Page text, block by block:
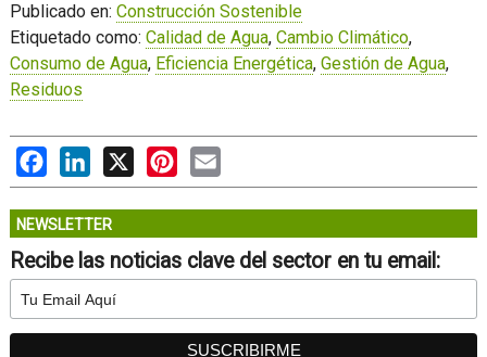
Publicado en: Construcción Sostenible
Etiquetado como: Calidad de Agua, Cambio Climático,
Consumo de Agua, Eficiencia Energética, Gestión de Agua,
Residuos
FacebookLinkedIn
X PinterestEmail
NEWSLETTER
Recibe las noticias clave del sector en tu email: